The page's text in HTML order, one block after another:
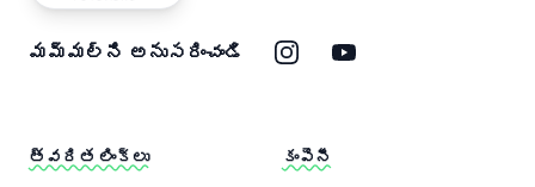
మమ్మల్ని అనుసరించండి ఇన్‌స్టాగ్రామ్
యూట్యూబ్
త్వరిత లింక్‌లు కంపెనీ